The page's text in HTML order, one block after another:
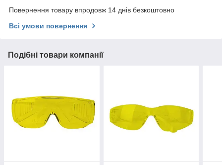
Повернення товару впродовж 14 днів безкоштовно
Всі умови повернення
Подібні товари компанії